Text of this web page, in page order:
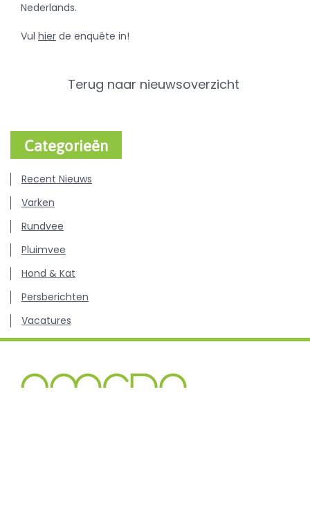
Nederlands.
Vul hier de enquête in!
Terug naar nieuwsoverzicht
Categorieën
Recent Nieuws
Varken
Rundvee
Pluimvee
Hond & Kat
Persberichten
Vacatures